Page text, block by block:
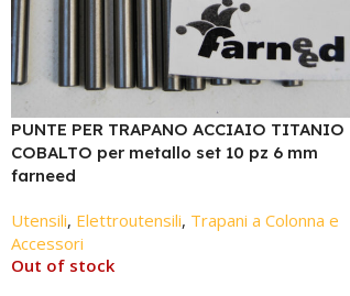
PUNTE PER TRAPANO ACCIAIO TITANIO
COBALTO per metallo set 10 pz 6 mm
farneed
Utensili, Elettroutensili, Trapani a Colonna e
Accessori
Out of stock